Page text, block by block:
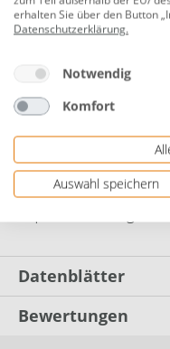
Verkaufsflächen,
geeignet.
Gewicht: 9,8 kg
Lieferumfang:
und Manometer
Diestedder Str. 39
Datenblätter
Bewertungen
erhalten Sie über den Button
Datenschutzerklärung.
Notwendig
Komfort
Auswahl speichern